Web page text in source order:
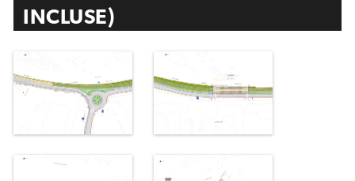
INCLUSE)